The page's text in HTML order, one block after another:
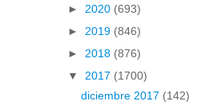
► 2020 (693)
► 2019 (846)
► 2018 (876)
▼ 2017 (1700)
diciembre 2017 (142)